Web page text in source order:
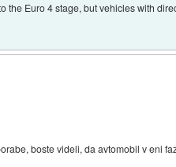
Euro 4 stage, but vehicles with
boste videli, da avtomobil v eni